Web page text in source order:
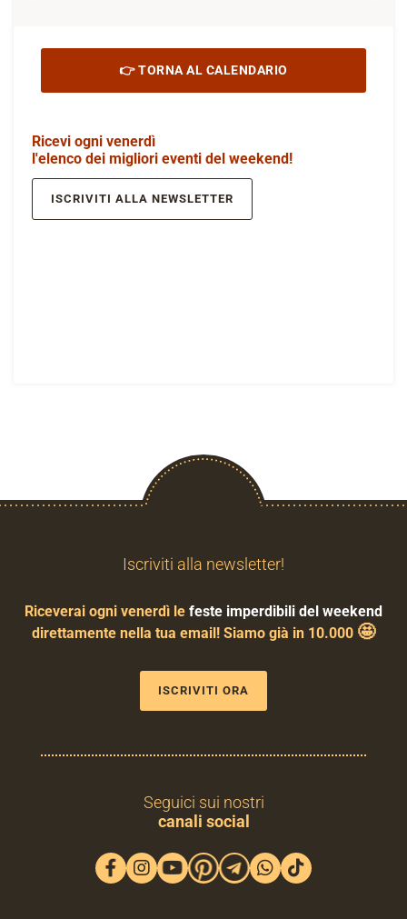
👉 TORNA AL CALENDARIO
Ricevi ogni venerdì
l'elenco dei migliori eventi del weekend!
ISCRIVITI ALLA NEWSLETTER
Iscriviti alla newsletter!
Riceverai ogni venerdì le feste imperdibili del weekend
direttamente nella tua email! Siamo già in 10.000 🤩
ISCRIVITI ORA
Seguici sui nostri
canali social